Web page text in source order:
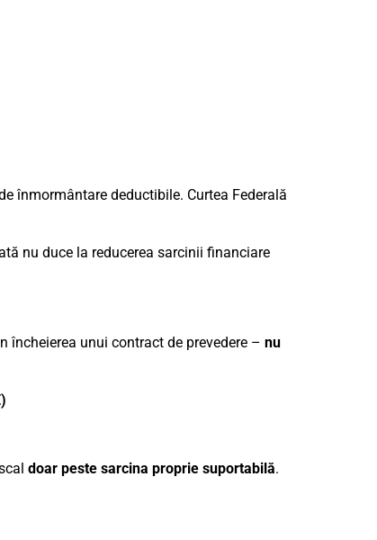
înmormântare deductibile. Curtea Federală
nu duce la reducerea sarcinii financiare
încheierea unui contract de prevedere – nu
doar peste sarcina proprie suportabilă.